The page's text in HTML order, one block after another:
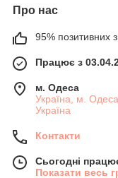
Про нас
95% позитивних з
Працює з
м. Одеса
Україна, м.
Україна
Контакти
Сьогодні
Показати весь